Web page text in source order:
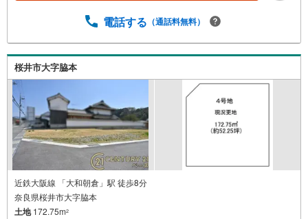
もらう」「見学予約をする」からエントリーください。※必
い。-----------------------------
電話する （通話料無料）
桜井市大字脇本
近鉄大阪線 「大和朝倉」駅 徒歩8分
奈良県桜井市大字脇本
土地172.75m2